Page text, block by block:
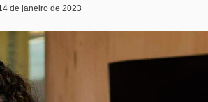
de janeiro de 2023